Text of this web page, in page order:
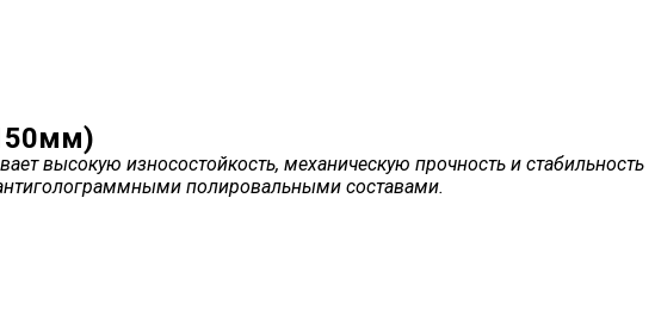
высокую износостойкость, механическую прочность и стабильность
полировальными составами.